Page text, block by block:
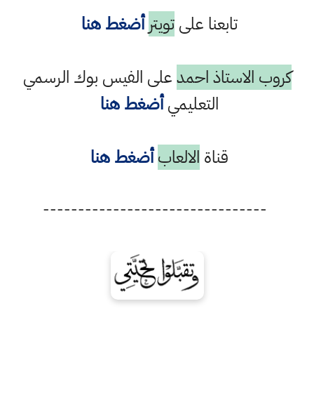
تابعنا علىتويتر أضغط هنا
كروب الاستاذ احمدعلى الفيس بوك الرسمي
التعليميأضغط هنا
قناة الالعاب أضغط هنا
--------------------------------